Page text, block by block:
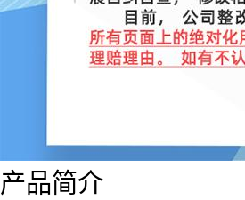
产品简介